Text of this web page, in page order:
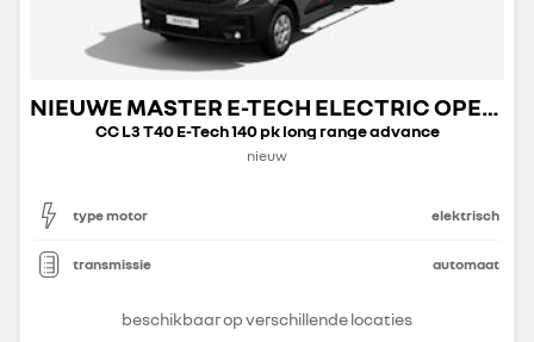
NIEUWE MASTER E-TECH ELECTRIC OPEN TRANSPORT
CC L3 T40 E-Tech 140 pk long range advance
nieuw
type motor elektrisch
transmissie automaat
beschikbaar op verschillende locaties